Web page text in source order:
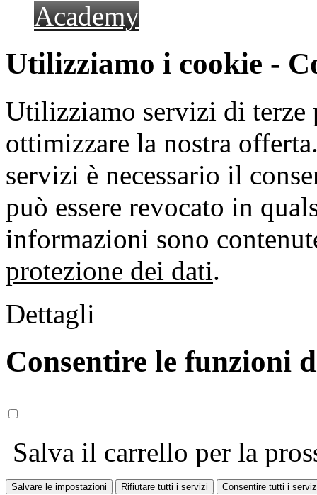
Academy
Utilizziamo i cookie -
Utilizziamo servizi di terze
ottimizzare la nostra
servizi è necessario il
può essere revocato in
informazioni sono
protezione dei dati.
Dettagli
Consentire le funzioni
Salva il carrello per la
Salvare le impostazioni Rifiutare tutti i servizi Consentire tutti i